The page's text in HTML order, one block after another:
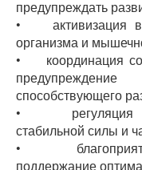
предупреждать
• активизация
организма и
• координация
способствующего
• регуляция
стабильной силы и
•
поддержание